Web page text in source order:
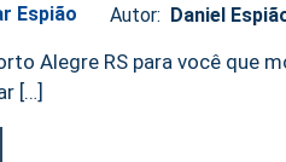
Espião Autor: Daniel
Alegre RS para você que
[…]